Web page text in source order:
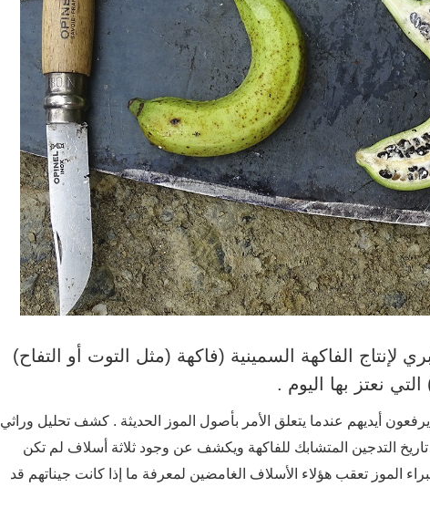
لإنتاج الفاكهة السمينية (فاكهة (مثل التوت أو التفاح)
نعتز بها اليوم .
أيديهم عندما يتعلق الأمر بأصول الموز الحديثة . كشف تحليل وراثي
عن تاريخ التدجين المتشابك للفاكهة ويكشف عن وجود ثلاثة أسلاف لم تكن
الموز تعقب هؤلاء الأسلاف الغامضين لمعرفة ما إذا كانت جيناتهم قد